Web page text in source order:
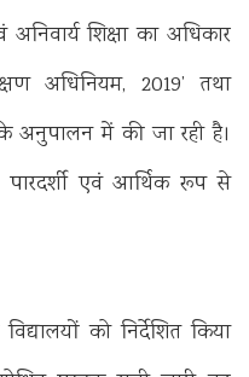
अनिवार्य शिक्षा का अधिकार
अधिनियम, 2019’ तथा
अनुपालन में की जा रही है।
एवं आर्थिक रूप से
को निर्देशित किया